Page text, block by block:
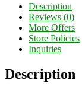
Description
Reviews (0)
More Offers
Store Policies
Inquiries
Description